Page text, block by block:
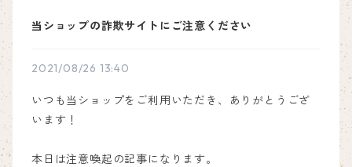
当ショップの詐欺サイトにご注意ください
2021/08/26 13:40
いつも当ショップをご利用いただき、ありがとうござ
います！
本日は注意喚起の記事になります。